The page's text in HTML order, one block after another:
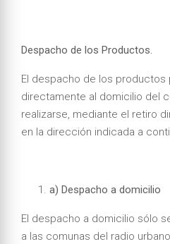
Despacho de los Productos.
El despacho de los
directamente al domicilio del
realizarse, mediante el retiro
en la dirección indicada a
a) Despacho a domicilio
El despacho a domicilio sólo
a las comunas del radio